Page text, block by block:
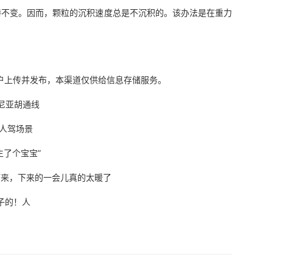
。因而，颗粒的沉积速度总是不沉积的。该办法是在重力
传并发布，本渠道仅供给信息存储服务。
亚胡通线
驾场景
个宝宝”
，下来的一会儿真的太暖了
的！人